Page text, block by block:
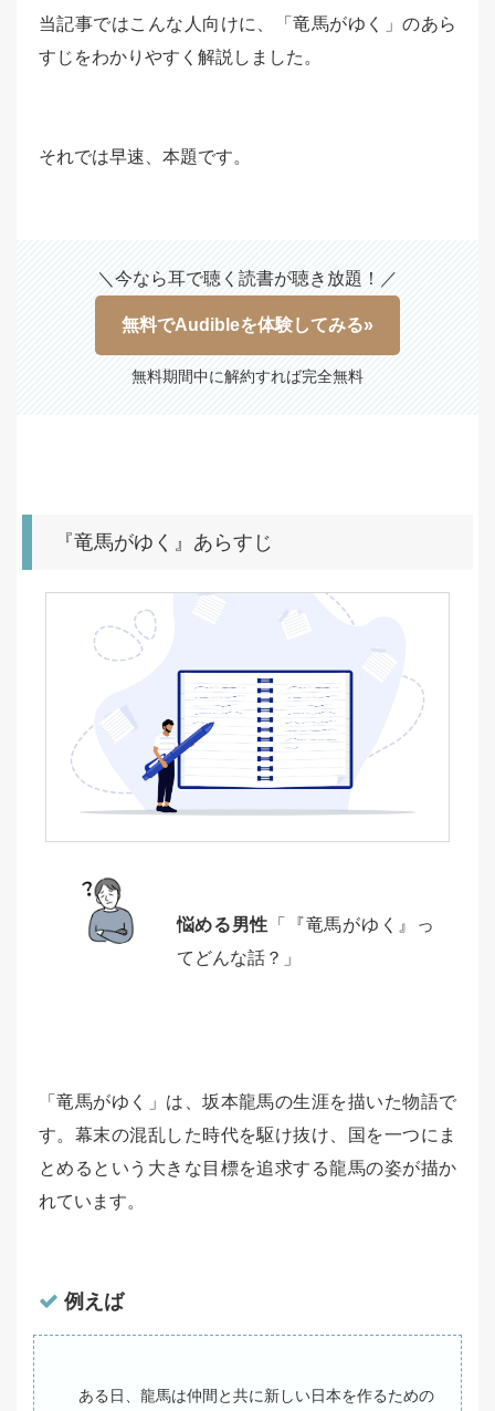
当記事ではこんな人向けに、「竜馬がゆく」のあら
すじをわかりやすく解説しました。
それでは早速、本題です。
＼今なら耳で聴く読書が聴き放題！／
無料でAudibleを体験してみる»
無料期間中に解約すれば完全無料
『竜馬がゆく』あらすじ
悩める男性 「『竜馬がゆく』っ
てどんな話？」
「竜馬がゆく」は、坂本龍馬の生涯を描いた物語で
す。幕末の混乱した時代を駆け抜け、国を一つにま
とめるという大きな目標を追求する龍馬の姿が描か
れています。
例えば
ある日、龍馬は仲間と共に新しい日本を作るための